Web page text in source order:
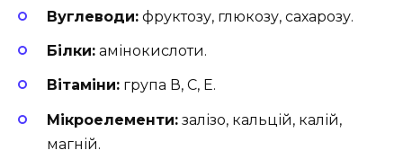
Вуглеводи: фруктозу, глюкозу, сахарозу.
Білки: амінокислоти.
Вітаміни: група В, С, Е.
Мікроелементи: залізо, кальцій, калій,
магній.